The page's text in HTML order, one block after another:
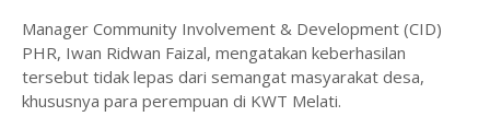
Manager Community Involvement & Development (CID)
PHR, Iwan Ridwan Faizal, mengatakan keberhasilan
tersebut tidak lepas dari semangat masyarakat desa,
khususnya para perempuan di KWT Melati.